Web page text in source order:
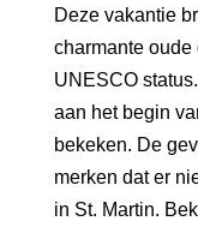
Deze vakantie
charmante oude
UNESCO
aan het begin
bekeken. De
merken dat er
in St. Martin.